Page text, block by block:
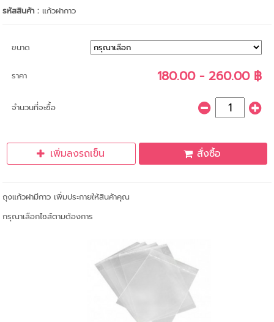
รหัสสินค้า :แก้วฝากาว
ขนาด
ราคา 180.00 - 260.00 ฿
จำนวนที่จะซื้อ
เพิ่มลงรถเข็น สั่งซื้อ
ถุงแก้วฝามีกาว เพิ่มประกายให้สินค้าคุณ
กรุณาเลือกไซส์ตามต้องการ